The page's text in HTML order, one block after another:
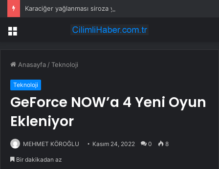
Menü
Anasayfa /Teknoloji
Teknoloji
GeForce NOW’a 4 Yeni Oyun
Ekleniyor
MEHMET KÖROĞLU Kasım 24, 2022 0 8
Bir dakikadan az